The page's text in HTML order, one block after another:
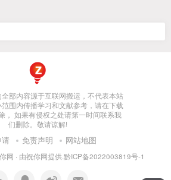
部内容源于互联网搬运，不代表本站
围内传播学习和文献参考，请在下载
， 如果有侵权之处请第一时间联系我
们删除。敬请谅解!
免责声明 网站地图
网 · 由祝你网提供.黔ICP备2022003819号-1